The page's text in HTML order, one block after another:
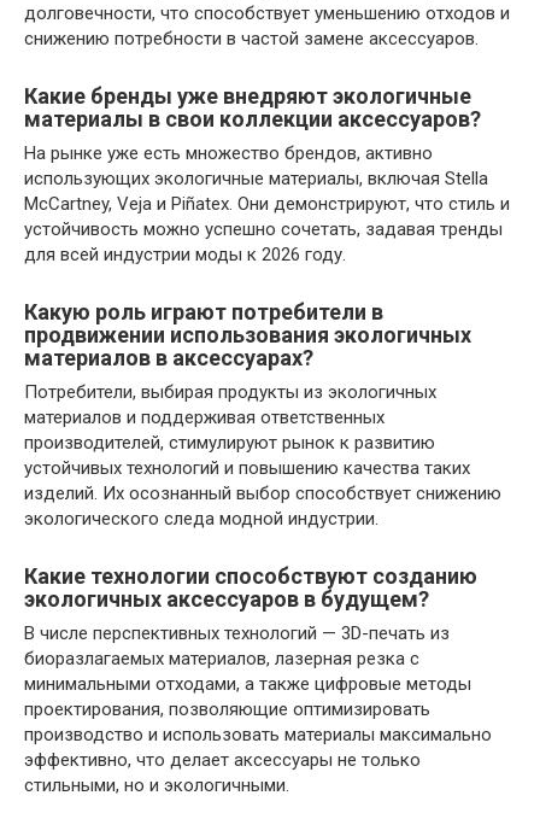
долговечности, что способствует уменьшению отходов и
снижению потребности в частой замене аксессуаров.
Какие бренды уже внедряют экологичные
материалы в свои коллекции аксессуаров?
На рынке уже есть множество брендов, активно
использующих экологичные материалы, включая Stella
McCartney, Veja и Piñatex. Они демонстрируют, что стиль и
устойчивость можно успешно сочетать, задавая тренды
для всей индустрии моды к 2026 году.
Какую роль играют потребители в
продвижении использования экологичных
материалов в аксессуарах?
Потребители, выбирая продукты из экологичных
материалов и поддерживая ответственных
производителей, стимулируют рынок к развитию
устойчивых технологий и повышению качества таких
изделий. Их осознанный выбор способствует снижению
экологического следа модной индустрии.
Какие технологии способствуют созданию
экологичных аксессуаров в будущем?
В числе перспективных технологий — 3D-печать из
биоразлагаемых материалов, лазерная резка с
минимальными отходами, а также цифровые методы
проектирования, позволяющие оптимизировать
производство и использовать материалы максимально
эффективно, что делает аксессуары не только
стильными, но и экологичными.